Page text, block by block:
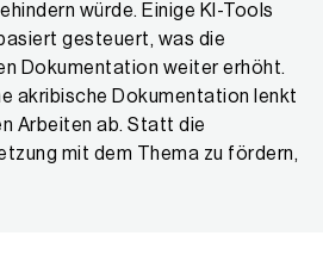
würde. Einige KI-Tools
gesteuert, was die
Dokumentation weiter erhöht.
akribische Dokumentation lenkt
Arbeiten ab. Statt die
mit dem Thema zu fördern,